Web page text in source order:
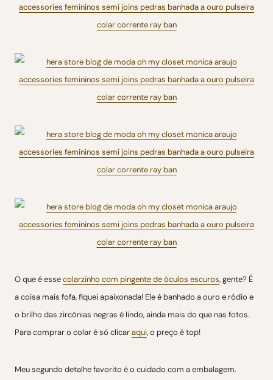
O que é essecolarzinho com pingente de óculos escuros, gente? É
a coisa mais fofa, fiquei apaixonada! Ele é banhado a ouro e ródio e
o brilho das zircônias negras é lindo, ainda mais do que nas fotos.
Para comprar o colar é só clicaraqui, o preço é top!
Meu segundo detalhe favorito é o cuidado com a embalagem.